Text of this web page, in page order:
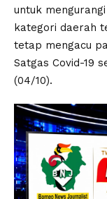
untuk
kategori daerah
tetap mengacu
Satgas Covid-19
(04/10).